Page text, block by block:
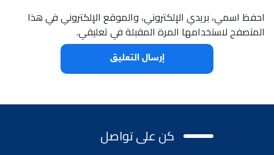
احفظ اسمي، بريدي الإلكتروني، والموقع الإلكتروني في هذا
المتصفح لاستخدامها المرة المقبلة في تعليقي.
كن على تواصل